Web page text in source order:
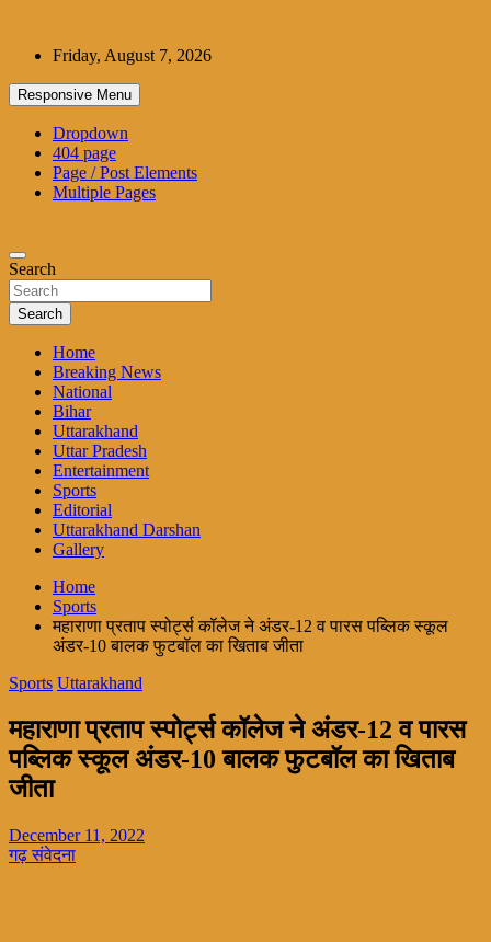
contentFriday, August 7, 2026
Responsive Menu
Dropdown
404 page
Page / Post Elements
Multiple Pages
Search
Search
Home
Breaking News
National
Bihar
Uttarakhand
Uttar Pradesh
Entertainment
Sports
Editorial
Uttarakhand Darshan
Gallery
Home
Sports
महाराणा प्रताप स्पोर्ट्स कॉलेज ने अंडर-12 व पारस पब्लिक स्कूल
अंडर-10 बालक फुटबॉल का खिताब जीता
Sports Uttarakhand
महाराणा प्रताप स्पोर्ट्स कॉलेज ने अंडर-12 व पारस
पब्लिक स्कूल अंडर-10 बालक फुटबॉल का खिताब
जीता
December 11, 2022
गढ़ संवेदना